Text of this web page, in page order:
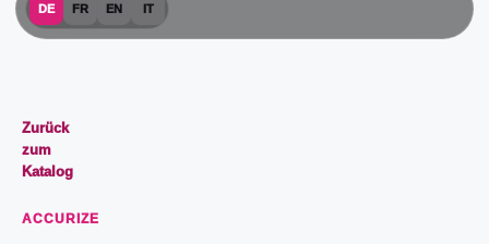
DE FR EN IT
Zurück
zum
Katalog
ACCURIZE